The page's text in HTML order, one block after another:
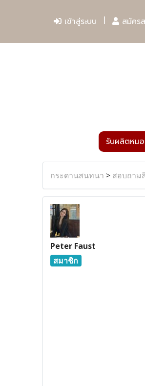
เข้าสู่ระบบ สมัคร
รับผลิตหม
กระดานสนทนา > สอบถาม
Peter Faust
สมาชิก